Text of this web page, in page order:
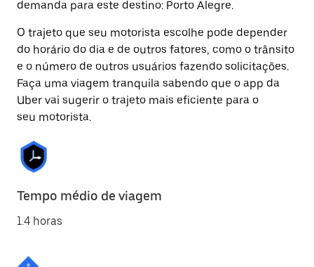
demanda para este destino: Porto Alegre.
O trajeto que seu motorista escolhe pode depender
do horário do dia e de outros fatores, como o trânsito
e o número de outros usuários fazendo solicitações.
Faça uma viagem tranquila sabendo que o app da
Uber vai sugerir o trajeto mais eficiente para o
seu motorista.
Tempo médio de viagem
1.4 horas